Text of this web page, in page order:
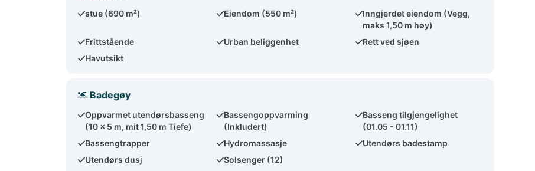
stue (690 m²) Eiendom (550 m²)
Inngjerdet eiendom (Vegg,
maks 1,50 m høy)
Frittstående
Urban beliggenhet
Rett ved sjøen
Havutsikt
Badegøy
Oppvarmet utendørsbasseng
(10 x 5 m, mit 1,50 m Tiefe)
Bassengoppvarming
(Inkludert)
Basseng tilgjengelighet
(01.05 - 01.11)
Bassengtrapper
Hydromassasje
Utendørs badestamp
Utendørs dusj
Solsenger (12)